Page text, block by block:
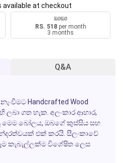
available at checkout
RS. 518per month
3 months
Q&A
Handcrafted Wood
හි ලබා ගත හැක. අලංකාර ආහාර,
මෙම බෝලය, ඔබගේ කුස්සිය සහ
එක් කරයි. සීලංකාවේ
කැබැල්ලක්ම විශේෂිත ලෙස